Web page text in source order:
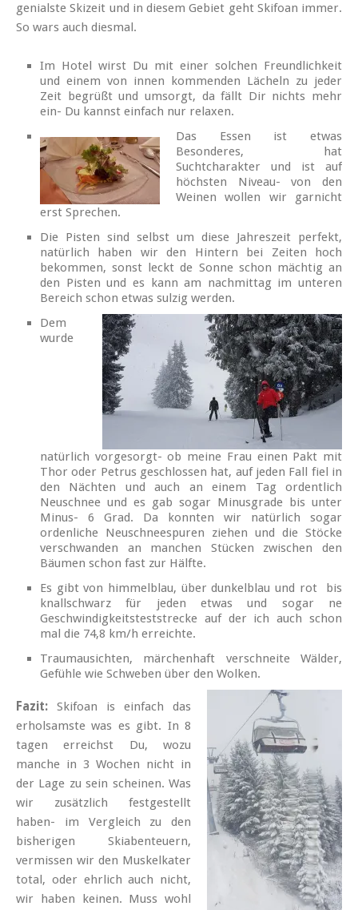
genialste Skizeit und in diesem Gebiet geht Skifoan immer.
So wars auch diesmal.
Im Hotel wirst Du mit einer solchen Freundlichkeit
und einem von innen kommenden Lächeln zu jeder
Zeit begrüßt und umsorgt, da fällt Dir nichts mehr
ein- Du kannst einfach nur relaxen.
Das Essen ist etwas
Besonderes, hat
Suchtcharakter und ist auf
höchsten Niveau- von den
Weinen wollen wir garnicht
erst Sprechen.
Die Pisten sind selbst um diese Jahreszeit perfekt,
natürlich haben wir den Hintern bei Zeiten hoch
bekommen, sonst leckt de Sonne schon mächtig an
den Pisten und es kann am nachmittag im unteren
Bereich schon etwas sulzig werden.
Dem
wurde
natürlich vorgesorgt- ob meine Frau einen Pakt mit
Thor oder Petrus geschlossen hat, auf jeden Fall fiel in
den Nächten und auch an einem Tag ordentlich
Neuschnee und es gab sogar Minusgrade bis unter
Minus- 6 Grad. Da konnten wir natürlich sogar
ordenliche Neuschneespuren ziehen und die Stöcke
verschwanden an manchen Stücken zwischen den
Bäumen schon fast zur Hälfte.
Es gibt von himmelblau, über dunkelblau und rot bis
knallschwarz für jeden etwas und sogar ne
Geschwindigkeitsteststrecke auf der ich auch schon
mal die 74,8 km/h erreichte.
Traumausichten, märchenhaft verschneite Wälder,
Gefühle wie Schweben über den Wolken.
Fazit: Skifoan is einfach das
erholsamste was es gibt. In 8
tagen erreichst Du, wozu
manche in 3 Wochen nicht in
der Lage zu sein scheinen. Was
wir zusätzlich festgestellt
haben- im Vergleich zu den
bisherigen Skiabenteuern,
vermissen wir den Muskelkater
total, oder ehrlich auch nicht,
wir haben keinen. Muss wohl